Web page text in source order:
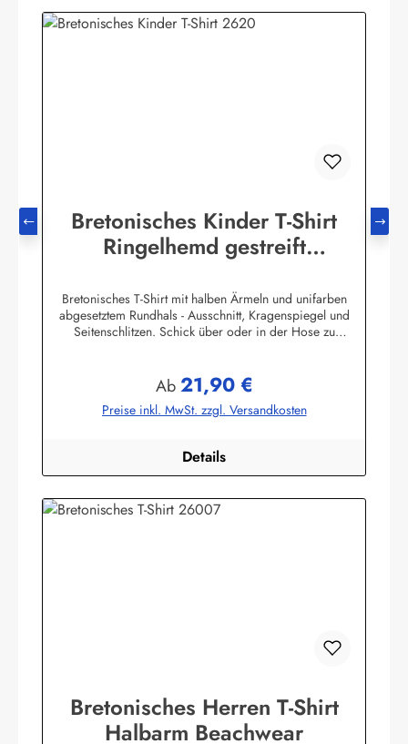
Bretonisches Kinder T-Shirt
Ringelhemd gestreift
Bretonisches T-Shirt mit halben Ärmeln und unifarben
abgesetztem Rundhals - Ausschnitt, Kragenspiegel und
Seitenschlitzen. Schick über oder in der Hose zu
Farbtabelle:Herstellerinformationen:AS Bekleidungswerk
GmbHHeglitzer Str. 1226409 Wittmundinfo@modas-
bekleidung.de
Regulärer Preis:
Ab21,90 €
Preise inkl. MwSt. zzgl. Versandkosten
Details
Bretonisches Herren T-Shirt
Halbarm Beachwear